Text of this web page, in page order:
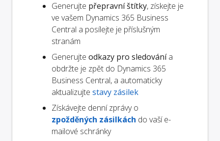
Generujte přepravní štítky, získejte je
ve vašem Dynamics 365 Business
Central a posílejte je příslušným
stranám
Generujte odkazy pro sledovánía
obdržte je zpět do Dynamics 365
Business Central, a automaticky
aktualizujte stavy zásilek
Získávejte denní zprávy o
zpožděných zásilkách do vaší e-
mailové schránky